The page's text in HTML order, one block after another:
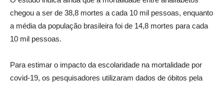
chegou a ser de 38,8 mortes a cada 10 mil pessoas, enquanto
a média da população brasileira foi de 14,8 mortes para cada
10 mil pessoas.
Para estimar o impacto da escolaridade na mortalidade por
covid-19, os pesquisadores utilizaram dados de óbitos pela